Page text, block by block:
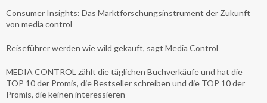
Consumer Insights: Das Marktforschungsinstrument der Zukunft
von media control
Reiseführer werden wie wild gekauft, sagt Media Control
MEDIA CONTROL zählt die täglichen Buchverkäufe und hat die
TOP 10 der Promis, die Bestseller schreiben und die TOP 10 der
Promis, die keinen interessieren